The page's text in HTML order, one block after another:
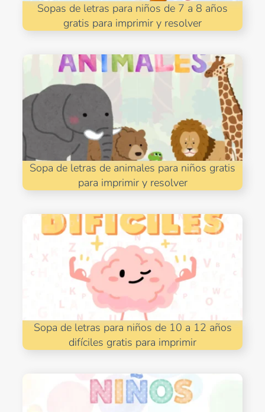
Sopas de letras para niños de 7 a 8 años
gratis para imprimir y resolver
Sopa de letras de animales para niños gratis
para imprimir y resolver
Sopa de letras para niños de 10 a 12 años
difíciles gratis para imprimir